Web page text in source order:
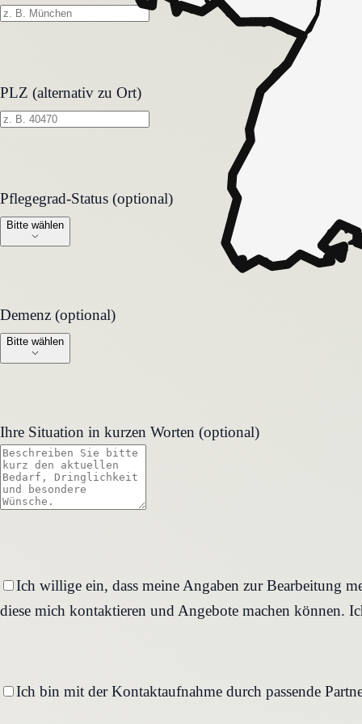
PLZ (alternativ zu Ort)
Pflegegrad-Status (optional)
Pflegegrad-Status (optional)
Bitte wählen
Demenz (optional)
Demenz (optional)
Bitte wählen
Ihre Situation in kurzen Worten (optional)
Ich willige ein, dass meine Angaben zur Bearbeitung
diese mich kontaktieren und Angebote machen können.
Ich bin mit der Kontaktaufnahme durch passende